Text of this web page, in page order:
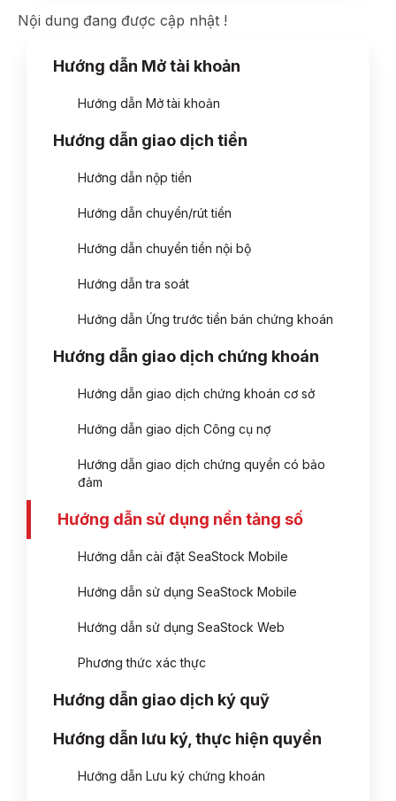
Hướng dẫn Mở tài khoản
Hướng dẫn Mở tài khoản
Hướng dẫn giao dịch tiền
Hướng dẫn nộp tiền
Hướng dẫn chuyển/rút tiền
Hướng dẫn chuyển tiền nội bộ
Hướng dẫn tra soát
Hướng dẫn Ứng trước tiền bán chứng khoán
Hướng dẫn giao dịch chứng khoán
Hướng dẫn giao dịch chứng khoán cơ sở
Hướng dẫn giao dịch Công cụ nợ
Hướng dẫn giao dịch chứng quyền có bảo
đảm
Hướng dẫn sử dụng nền tảng số
Hướng dẫn cài đặt SeaStock Mobile
Hướng dẫn sử dụng SeaStock Mobile
Hướng dẫn sử dụng SeaStock Web
Phương thức xác thực
Hướng dẫn giao dịch ký quỹ
Hướng dẫn lưu ký, thực hiện quyền
Hướng dẫn Lưu ký chứng khoán
Nội dung đang được cập nhật !